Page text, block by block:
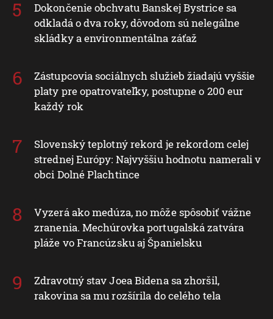
Dokončenie obchvatu Banskej Bystrice sa
odkladá o dva roky, dôvodom sú nelegálne
skládky a environmentálna záťaž
Zástupcovia sociálnych služieb žiadajú vyššie
platy pre opatrovateľky, postupne o 200 eur
každý rok
Slovenský teplotný rekord je rekordom celej
strednej Európy: Najvyššiu hodnotu namerali v
obci Dolné Plachtince
Vyzerá ako medúza, no môže spôsobiť vážne
zranenia. Mechúrovka portugalská zatvára
pláže vo Francúzsku aj Španielsku
Zdravotný stav Joea Bidena sa zhoršil,
rakovina sa mu rozšírila do celého tela